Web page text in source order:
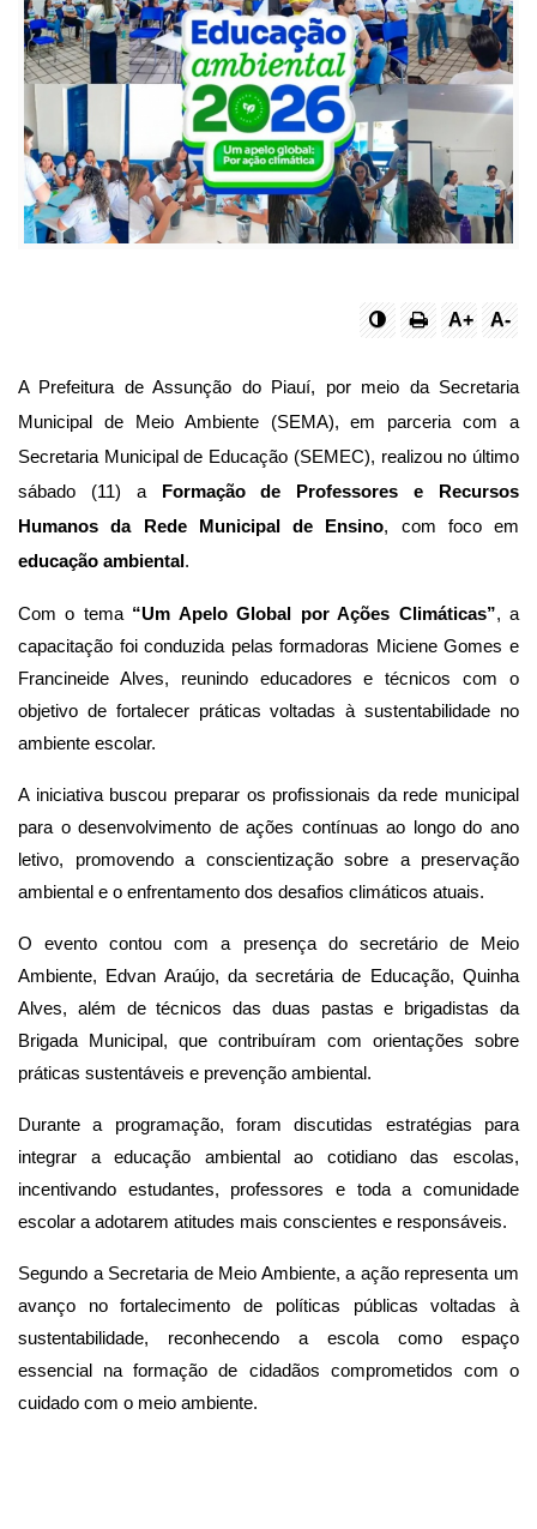
A+ A-
A Prefeitura de Assunção do Piauí, por meio da Secretaria
Municipal de Meio Ambiente (SEMA), em parceria com a
Secretaria Municipal de Educação (SEMEC), realizou no último
sábado (11) a
Formação de Professores e Recursos
Humanos da Rede Municipal de Ensino
educação ambiental .
Com o tema “Um Apelo Global por Ações Climáticas”, a
capacitação foi conduzida pelas formadoras Miciene Gomes e
Francineide Alves, reunindo educadores e técnicos com o
objetivo de fortalecer práticas voltadas à sustentabilidade no
ambiente escolar.
A iniciativa buscou preparar os profissionais da rede municipal
para o desenvolvimento de ações contínuas ao longo do ano
letivo, promovendo a conscientização sobre a preservação
ambiental e o enfrentamento dos desafios climáticos atuais.
O evento contou com a presença do secretário de Meio
Ambiente, Edvan Araújo, da secretária de Educação, Quinha
Alves, além de técnicos das duas pastas e brigadistas da
Brigada Municipal, que contribuíram com orientações sobre
práticas sustentáveis e prevenção ambiental.
Durante a programação, foram discutidas estratégias para
integrar a educação ambiental ao cotidiano das escolas,
incentivando estudantes, professores e toda a comunidade
escolar a adotarem atitudes mais conscientes e responsáveis.
Segundo a Secretaria de Meio Ambiente, a ação representa um
avanço no fortalecimento de políticas públicas voltadas à
sustentabilidade, reconhecendo a escola como espaço
essencial na formação de cidadãos comprometidos com o
cuidado com o meio ambiente.